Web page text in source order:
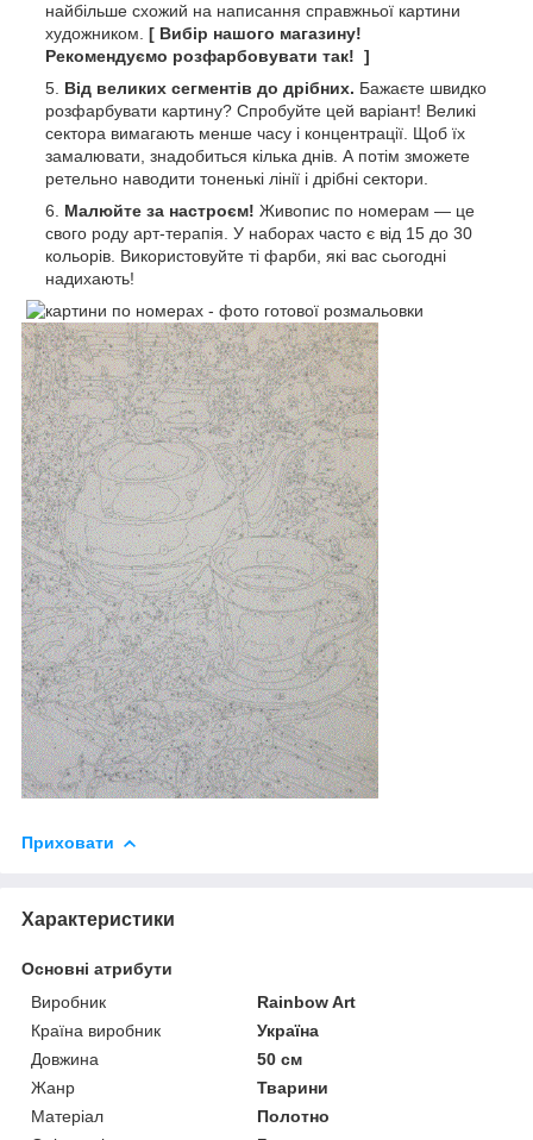
найбільше схожий на написання справжньої картини
художником. [ Вибір нашого магазину!
Рекомендуємо розфарбовувати так! ]
Від великих сегментів до дрібних. Бажаєте швидко
розфарбувати картину? Спробуйте цей варіант! Великі
сектора вимагають менше часу і концентрації. Щоб їх
замалювати, знадобиться кілька днів. А потім зможете
ретельно наводити тоненькі лінії і дрібні сектори.
Малюйте за настроєм! Живопис по номерам — це
свого роду арт-терапія. У наборах часто є від 15 до 30
кольорів. Використовуйте ті фарби, які вас сьогодні
надихають!
Приховати
Характеристики
Основні атрибути
Виробник
Rainbow Art
Країна виробник
Україна
Довжина
50 см
Жанр
Тварини
Матеріал
Полотно